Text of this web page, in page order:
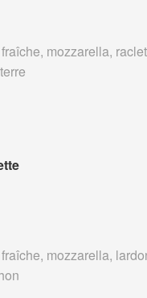
mozzarella,
mozzarella,